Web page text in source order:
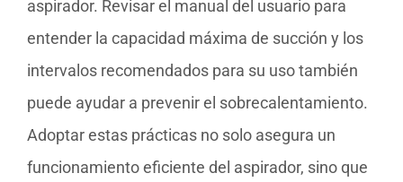
aspirador. Revisar el manual del usuario para
entender la capacidad máxima de succión y los
intervalos recomendados para su uso también
puede ayudar a prevenir el sobrecalentamiento.
Adoptar estas prácticas no solo asegura un
funcionamiento eficiente del aspirador, sino que